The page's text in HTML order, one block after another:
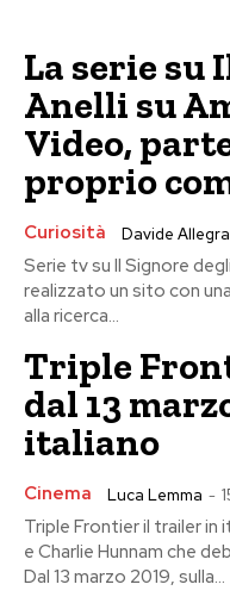
La serie su
Anelli su
Video,
proprio
Curiosità Davide Allegra
Serie tv su Il Signore
realizzato un sito con
alla ricerca...
Triple
dal 13
italiano
Cinema Luca Lemma -
Triple Frontier il trailer in
e Charlie Hunnam che
Dal 13 marzo 2019, sulla...